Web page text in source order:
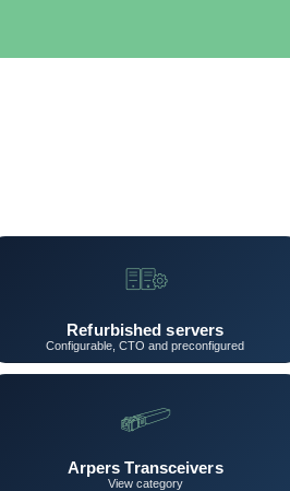
Refurbished servers
Configurable, CTO and preconfigured
Arpers Transceivers
View category